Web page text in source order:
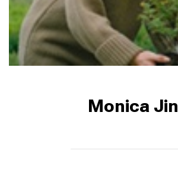
Monica Jin